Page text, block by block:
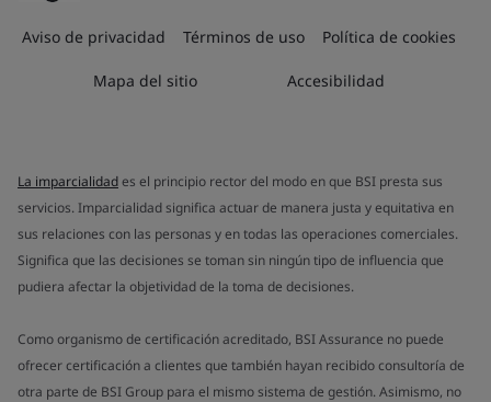
Aviso de privacidad Términos de uso Política de cookies
Mapa del sitio Accesibilidad
La imparcialidades el principio rector del modo en que BSI presta sus
servicios. Imparcialidad significa actuar de manera justa y equitativa en
sus relaciones con las personas y en todas las operaciones comerciales.
Significa que las decisiones se toman sin ningún tipo de influencia que
pudiera afectar la objetividad de la toma de decisiones.
Como organismo de certificación acreditado, BSI Assurance no puede
ofrecer certificación a clientes que también hayan recibido consultoría de
otra parte de BSI Group para el mismo sistema de gestión. Asimismo, no